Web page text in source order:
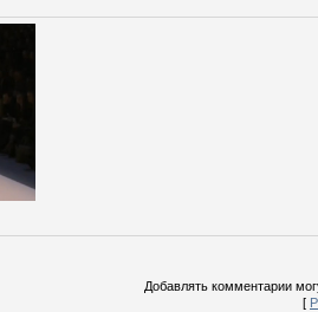
Добавлять комментарии
[